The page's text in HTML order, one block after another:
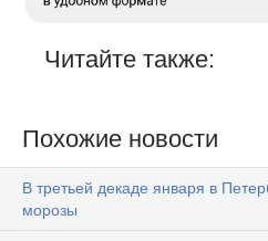
Читайте также:
Похожие новости
В третьей декаде января в
морозы